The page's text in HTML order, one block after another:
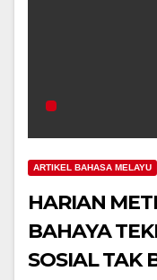
ARTIKEL BAHASA MELAYU
HARIAN METRO I 10
BAHAYA
SOSIAL TAK